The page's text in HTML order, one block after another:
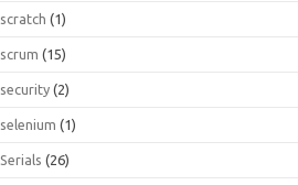
scratch (1)
scrum (15)
security (2)
selenium (1)
Serials (26)